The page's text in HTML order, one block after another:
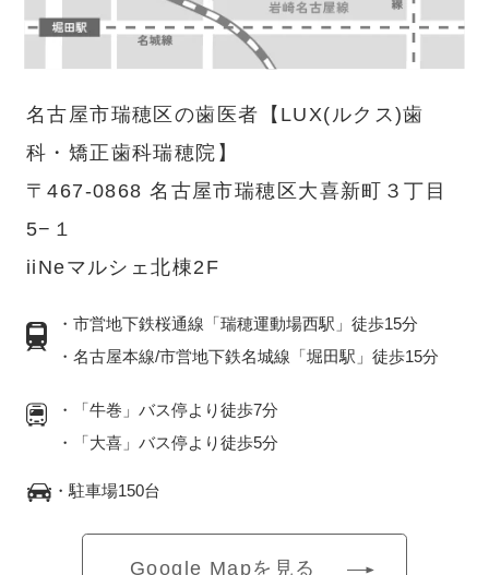
名古屋市瑞穂区の歯医者【LUX(ルクス)歯
科・矯正歯科瑞穂院】
〒467-0868 名古屋市瑞穂区大喜新町３丁目
5−１
iiNeマルシェ北棟2F
・市営地下鉄桜通線「瑞穂運動場西駅」徒歩15分
・名古屋本線/市営地下鉄名城線「堀田駅」徒歩15分
・「牛巻」バス停より徒歩7分
・「大喜」バス停より徒歩5分
・駐車場150台
Google Mapを見る